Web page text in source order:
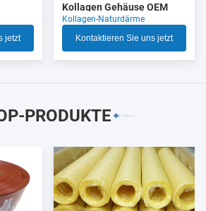
jetzt
Kollagen Gehäuse OEM
Kollagen-Naturdärme
Kontaktieren Sie uns jetzt
PRODUKTE